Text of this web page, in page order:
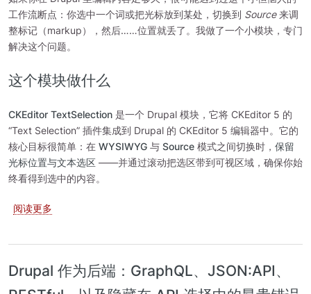
工作流断点：你选中一个词或把光标放到某处，切换到 Source来调
整标记（markup），然后……位置就丢了。我做了一个小模块，专门
解决这个问题。
这个模块做什么
CKEditor TextSelection 是一个 Drupal 模块，它将 CKEditor 5 的
“Text Selection” 插件集成到 Drupal 的 CKEditor 5 编辑器中。它的
核心目标很简单：在 WYSIWYG 与 Source 模式之间切换时， 保留
光标位置与文本选区 ——并通过滚动把选区带到可视区域，确保你始
终看得到选中的内容。
阅读更多
Drupal 作为后端：GraphQL、JSON:API、